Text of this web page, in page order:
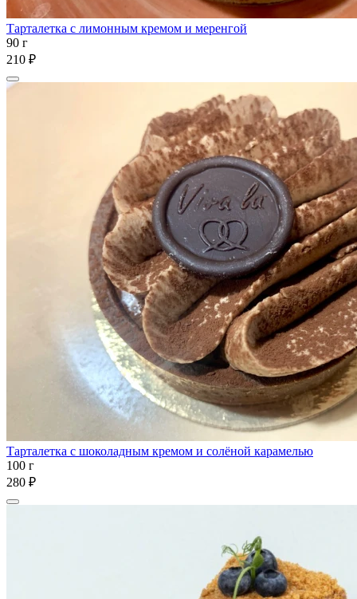
Тарталетка с лимонным кремом и меренгой
90 г
210 ₽
Тарталетка с шоколадным кремом и солёной карамелью
100 г
280 ₽